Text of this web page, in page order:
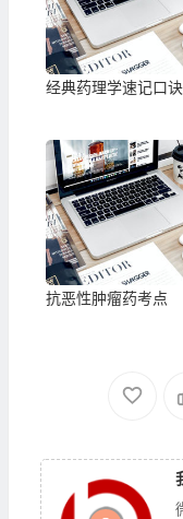
经典药理学速记口诀
抗恶性肿瘤药考点